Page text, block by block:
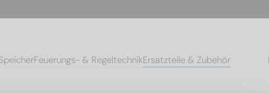
Feuerungs- & RegeltechnikErsatzteile & Zubehör